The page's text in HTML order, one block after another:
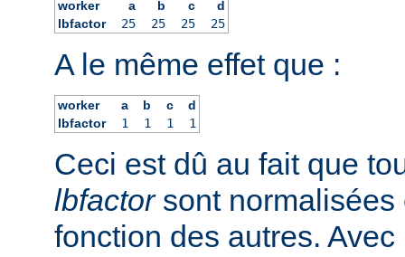
worker a b c
d
lbfactor
25 25 25 25
A le même effet que :
worker a b c
d
lbfactor
1 1 1 1
Ceci est dû au fait que
lbfactorsont normalisées
fonction des autres. Avec